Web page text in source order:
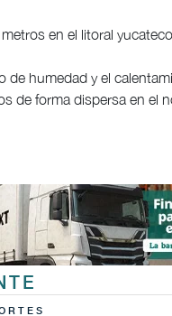
en el litoral
de humedad y el
de forma dispersa en el